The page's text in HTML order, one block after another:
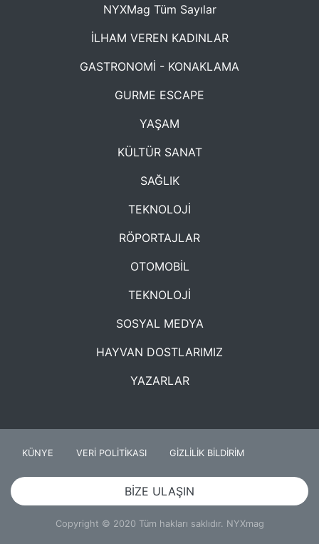
NYXMag Tüm Sayılar
İLHAM VEREN KADINLAR
GASTRONOMİ - KONAKLAMA
GURME ESCAPE
YAŞAM
KÜLTÜR SANAT
SAĞLIK
TEKNOLOJİ
RÖPORTAJLAR
OTOMOBİL
TEKNOLOJİ
SOSYAL MEDYA
HAYVAN DOSTLARIMIZ
YAZARLAR
KÜNYE VERİ POLİTİKASI GİZLİLİK BİLDİRİM
BİZE ULAŞIN
Copyright © 2020 Tüm hakları saklıdır. NYXmag